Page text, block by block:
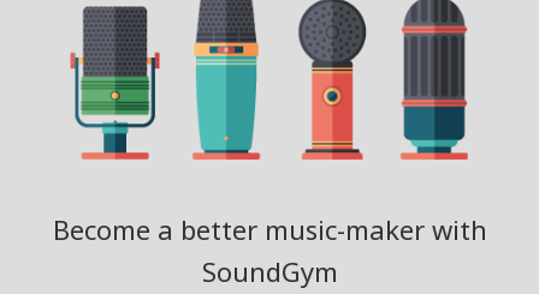
Become a better music-maker with
SoundGym